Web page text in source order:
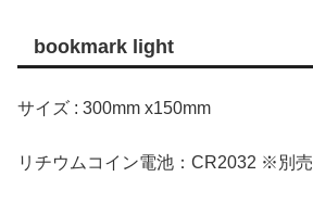
bookmark light
サイズ : 300mm x150mm
リチウムコイン電池：CR2032 ※別売